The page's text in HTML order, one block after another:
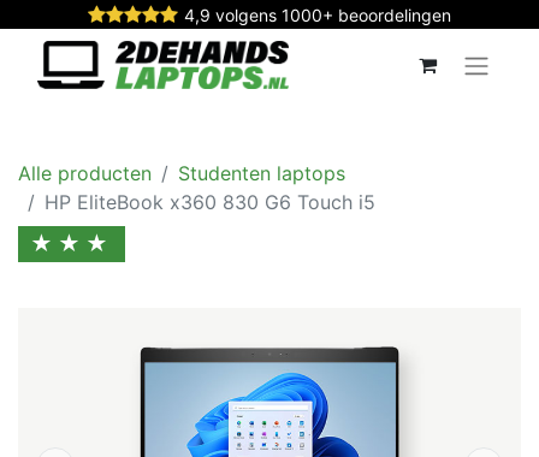
4,9 volgens 1000+ beoordelingen
Alle producten
Studenten laptops
HP EliteBook x360 830 G6 Touch i5
★★★